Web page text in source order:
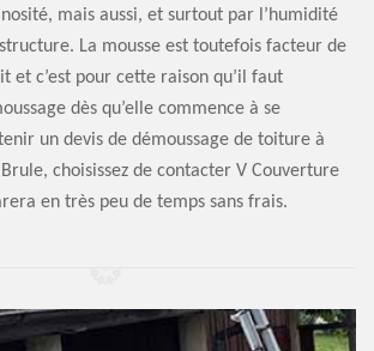
mais aussi, et surtout par l’humidité
La mousse est toutefois facteur de
et c’est pour cette raison qu’il faut
dès qu’elle commence à se
un devis de démoussage de toiture à
choisissez de contacter V Couverture
en très peu de temps sans frais.